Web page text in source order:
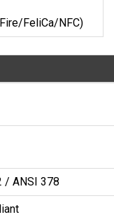
FeliCa/NFC)
/ ANSI 378